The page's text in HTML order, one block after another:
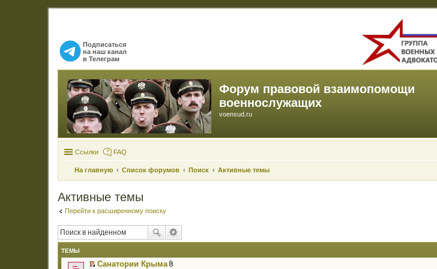
Подписаться
на наш канал
в Телеграм
Форум правовой взаимопомощи
военнослужащих
voensud.ru
Ссылки FAQ
На главную Список форумов Поиск Активные темы
Активные темы
Перейти к расширенному поиску
ТЕМЫ
Санатории Крыма